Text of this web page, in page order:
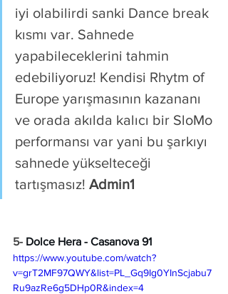
iyi olabilirdi sanki Dance break
kısmı var. Sahnede
yapabileceklerini tahmin
edebiliyoruz! Kendisi Rhytm of
Europe yarışmasının kazananı
ve orada akılda kalıcı bir SloMo
performansı var yani bu şarkıyı
sahnede yükselteceği
tartışmasız! Admin1
5- Dolce Hera - Casanova 91
https://www.youtube.com/watch?
v=grT2MF97QWY&list=PL_Gq9Ig0YInScjabu7
Ru9azRe6g5DHp0R&index=4